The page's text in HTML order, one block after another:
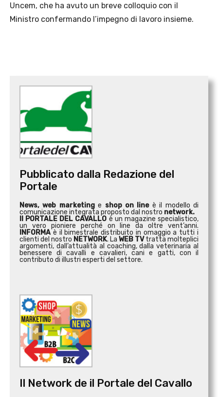
Uncem, che ha avuto un breve colloquio con il
Ministro confermando l’impegno di lavoro insieme.
Pubblicato dalla Redazione del
Portale
News, web marketinge shop on line è il modello di
comunicazione integrata proposto dal nostro network.
Il PORTALE DEL CAVALLO è un magazine specialistico,
un vero pioniere perché on line da oltre vent’anni.
INFORMA è il bimestrale distribuito in omaggio a tutti i
clienti del nostro NETWORK. La WEB TVtratta molteplici
argomenti, dall’attualità al coaching, dalla veterinaria al
benessere di cavalli e cavalieri, cani e gatti, con il
contributo di illustri esperti del settore.
Il Network de il Portale del Cavallo